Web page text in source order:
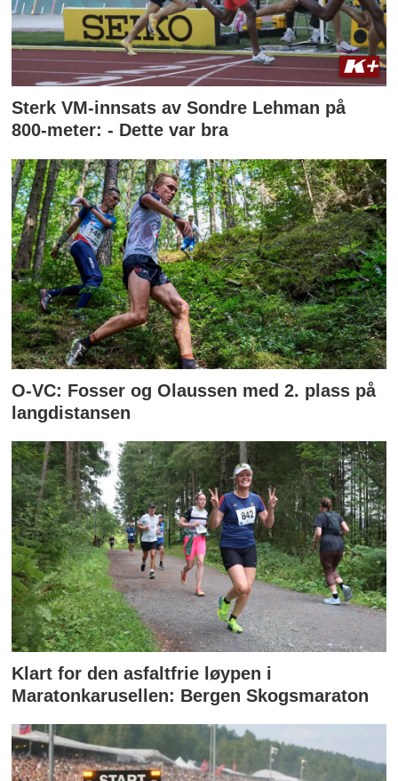
Sterk VM-innsats av Sondre Lehman på
800-meter: - Dette var bra
O-VC: Fosser og Olaussen med 2. plass på
langdistansen
Klart for den asfaltfrie løypen i
Maratonkarusellen: Bergen Skogsmaraton